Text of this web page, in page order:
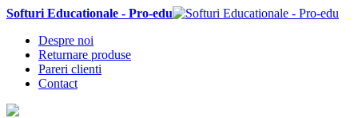
Softuri Educationale - Pro-edu
Despre noi
Returnare produse
Pareri clienti
Contact